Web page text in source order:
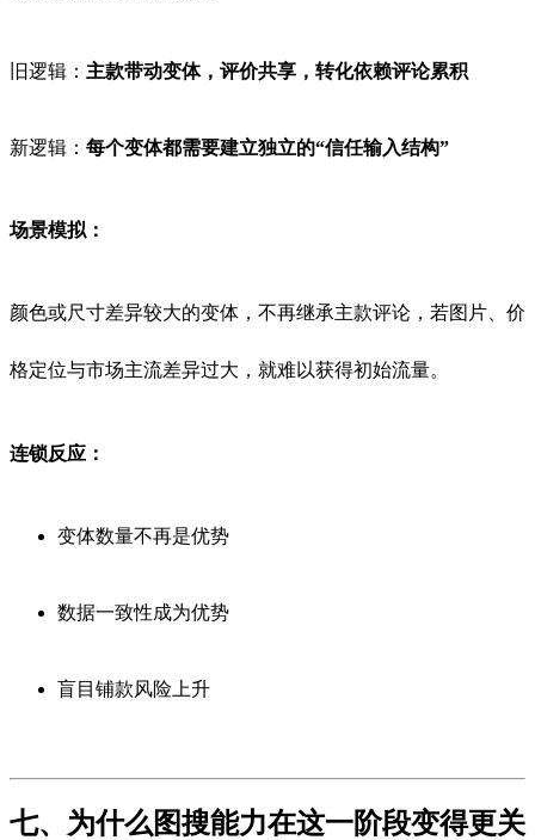
旧逻辑： 主款带动变体，评价共享，转化依赖评论累积
新逻辑： 每个变体都需要建立独立的“信任输入结构”
场景模拟：
颜色或尺寸差异较大的变体，不再继承主款评论，若图片、价
格定位与市场主流差异过大，就难以获得初始流量。
连锁反应：
变体数量不再是优势
数据一致性成为优势
盲目铺款风险上升
七、为什么图搜能力在这一阶段变得更关